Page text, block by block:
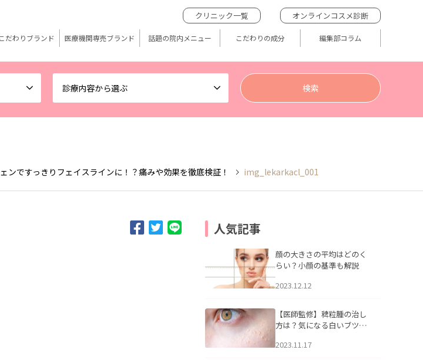
診療内容から選ぶ
クリニック一覧 オンラインコスメ診断
だわりブランド 医療機関専売ブランド 話題の院内メニュー こだわりの成分 編集部コラム
ンですっきりフェイスラインに！？痛みや効果を徹底検証！ img_lekarkacl_001
人気記事
顔の大きさの平均はどのく
らい？小顔の基準も解説
2023.12.12
【医師監修】稗粒腫の治し
方は？気になる白いブツブ
アについて
2023.11.17